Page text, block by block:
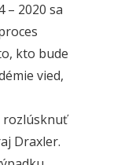
– 2020 sa
kto bude
vied,
rozlúsknuť
Draxler.